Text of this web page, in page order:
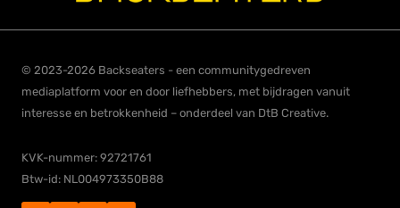
© 2023-2026 Backseaters - een communitygedreven
mediaplatform voor en door liefhebbers, met bijdragen vanuit
interesse en betrokkenheid – onderdeel van DtB Creative.
KVK-nummer: 92721761
Btw-id: NL004973350B88